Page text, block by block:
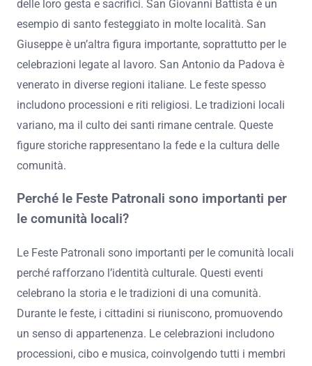
delle loro gesta e sacrifici. San Giovanni Battista è un
esempio di santo festeggiato in molte località. San
Giuseppe è un’altra figura importante, soprattutto per le
celebrazioni legate al lavoro. San Antonio da Padova è
venerato in diverse regioni italiane. Le feste spesso
includono processioni e riti religiosi. Le tradizioni locali
variano, ma il culto dei santi rimane centrale. Queste
figure storiche rappresentano la fede e la cultura delle
comunità.
Perché le Feste Patronali sono importanti per
le comunità locali?
Le Feste Patronali sono importanti per le comunità locali
perché rafforzano l’identità culturale. Questi eventi
celebrano la storia e le tradizioni di una comunità.
Durante le feste, i cittadini si riuniscono, promuovendo
un senso di appartenenza. Le celebrazioni includono
processioni, cibo e musica, coinvolgendo tutti i membri